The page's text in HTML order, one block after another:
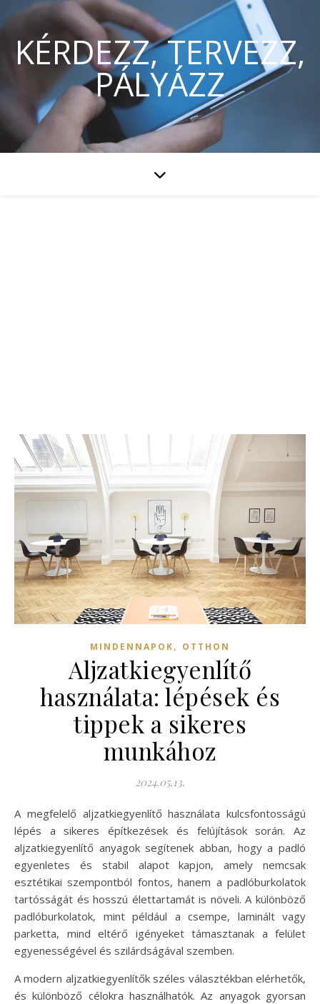
KÉRDEZZ, TERVEZZ,
PÁLYÁZZ
MINDENNAPOK, OTTHON
Aljzatkiegyenlítő
használata: lépések és
tippek a sikeres
munkához
2024.05.13.
A megfelelő aljzatkiegyenlítő használata kulcsfontosságú
lépés a sikeres építkezések és felújítások során. Az
aljzatkiegyenlítő anyagok segítenek abban, hogy a padló
egyenletes és stabil alapot kapjon, amely nemcsak
esztétikai szempontból fontos, hanem a padlóburkolatok
tartósságát és hosszú élettartamát is növeli. A különböző
padlóburkolatok, mint például a csempe, laminált vagy
parketta, mind eltérő igényeket támasztanak a felület
egyenességével és szilárdságával szemben.
A modern aljzatkiegyenlítők széles választékban elérhetők,
és különböző célokra használhatók. Az anyagok gyorsan